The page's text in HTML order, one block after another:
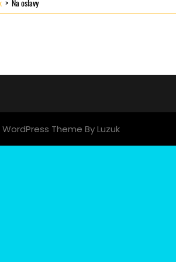
> Na oslavy
Theme By Luzuk